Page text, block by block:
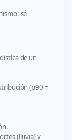
sé
de un
(p90 =
(lluvia) y